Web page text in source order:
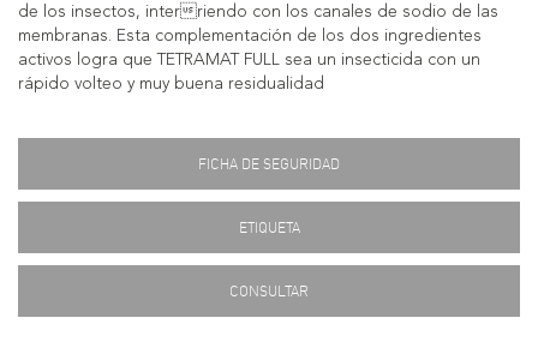
de los insectos, interriendo con los canales de sodio de las
membranas. Esta complementación de los dos ingredientes
activos logra que TETRAMAT FULL sea un insecticida con un
rápido volteo y muy buena residualidad
FICHA DE SEGURIDAD
ETIQUETA
CONSULTAR